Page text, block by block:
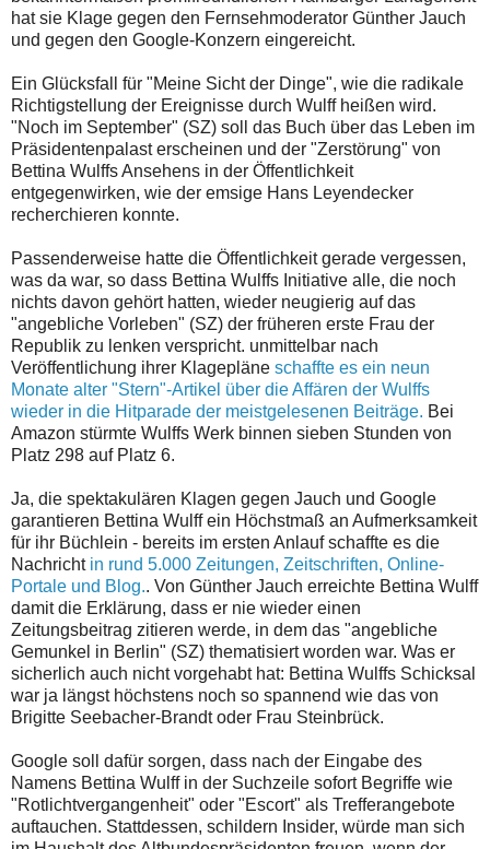
hat sie Klage gegen den Fernsehmoderator Günther Jauch
und gegen den Google-Konzern eingereicht.
Ein Glücksfall für "Meine Sicht der Dinge", wie die radikale
Richtigstellung der Ereignisse durch Wulff heißen wird.
"Noch im September" (SZ) soll das Buch über das Leben im
Präsidentenpalast erscheinen und der "Zerstörung" von
Bettina Wulffs Ansehens in der Öffentlichkeit
entgegenwirken, wie der emsige Hans Leyendecker
recherchieren konnte.
Passenderweise hatte die Öffentlichkeit gerade vergessen,
was da war, so dass Bettina Wulffs Initiative alle, die noch
nichts davon gehört hatten, wieder neugierig auf das
"angebliche Vorleben" (SZ) der früheren erste Frau der
Republik zu lenken verspricht. unmittelbar nach
Veröffentlichung ihrer Klagepläne schaffte es ein neun
Monate alter "Stern"-Artikel über die Affären der Wulffs
wieder in die Hitparade der meistgelesenen Beiträge. Bei
Amazon stürmte Wulffs Werk binnen sieben Stunden von
Platz 298 auf Platz 6.
Ja, die spektakulären Klagen gegen Jauch und Google
garantieren Bettina Wulff ein Höchstmaß an Aufmerksamkeit
für ihr Büchlein - bereits im ersten Anlauf schaffte es die
Nachricht in rund 5.000 Zeitungen, Zeitschriften, Online-
Portale und Blog.. Von Günther Jauch erreichte Bettina Wulff
damit die Erklärung, dass er nie wieder einen
Zeitungsbeitrag zitieren werde, in dem das "angebliche
Gemunkel in Berlin" (SZ) thematisiert worden war. Was er
sicherlich auch nicht vorgehabt hat: Bettina Wulffs Schicksal
war ja längst höchstens noch so spannend wie das von
Brigitte Seebacher-Brandt oder Frau Steinbrück.
Google soll dafür sorgen, dass nach der Eingabe des
Namens Bettina Wulff in der Suchzeile sofort Begriffe wie
"Rotlichtvergangenheit" oder "Escort" als Trefferangebote
auftauchen. Stattdessen, schildern Insider, würde man sich